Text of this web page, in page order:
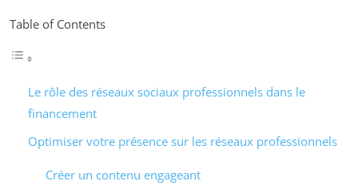
Table of Contents
Le rôle des réseaux sociaux professionnels dans le
financement
Optimiser votre présence sur les réseaux professionnels
Créer un contenu engageant